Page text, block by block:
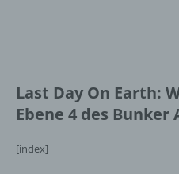
Last Day On Earth:
Ebene 4 des Bunker
[index]